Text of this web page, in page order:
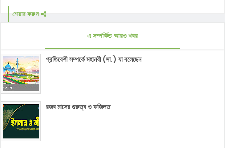
শেয়ার করুন
এ সম্পর্কিত আরও খবর
প্রতিবেশী সম্পর্কে মহানবী (সা.) যা বলেছেন
রজব মাসের গুরুত্ব ও ফজিলত